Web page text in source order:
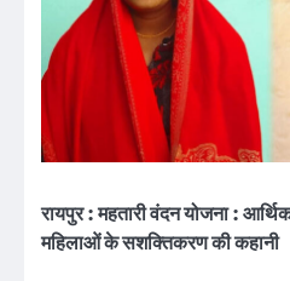
रायपुर : महतारी वंदन योजना :
महिलाओं के सशक्तिकरण की कहानी